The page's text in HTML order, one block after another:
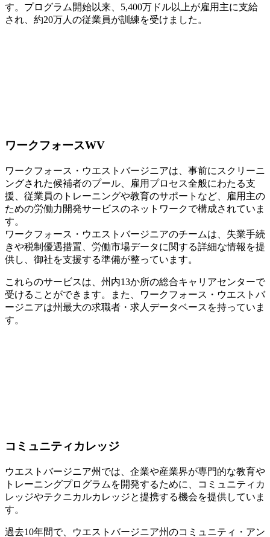
す。プログラム開始以来、5,400万ドル以上が雇用主に支給
され、約20万人の従業員が訓練を受けました。
ワークフォースWV
ワークフォース・ウエストバージニアは、事前にスクリーニ
ングされた候補者のプール、雇用プロセス全般にわたる支
援、従業員のトレーニングや教育のサポートなど、雇用主の
ための労働力開発サービスのネットワークで構成されていま
す。
ワークフォース・ウエストバージニアのチームは、失業手続
きや税制優遇措置、労働市場データに関する詳細な情報を提
供し、御社を支援する準備が整っています。
これらのサービスは、州内13か所の総合キャリアセンターで
受けることができます。また、ワークフォース・ウエストバ
ージニアは州最大の求職者・求人データベースを持っていま
す。
コミュニティカレッジ
ウエストバージニア州では、企業や産業界が専門的な教育や
トレーニングプログラムを開発するために、コミュニティカ
レッジやテクニカルカレッジと提携する機会を提供していま
す。
過去10年間で、ウエストバージニア州のコミュニティ・アン